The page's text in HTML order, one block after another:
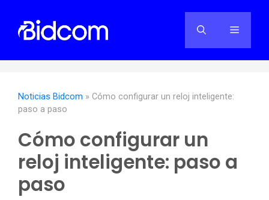
contenido
Menú
Noticias Bidcom » Cómo configurar un reloj inteligente:
paso a paso
Cómo configurar un
reloj inteligente: paso a
paso